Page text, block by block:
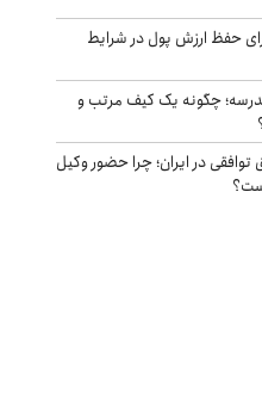
حفظ ارزش پول در شرایط
چگونه یک کیف مرتب و
توافقی در ایران؛ چرا حضور وکیل